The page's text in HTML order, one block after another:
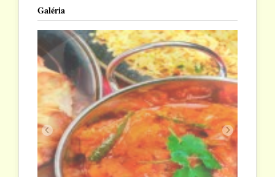
Galéria